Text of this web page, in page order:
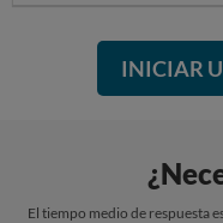
INICIAR
El tiempo medio de respuesta